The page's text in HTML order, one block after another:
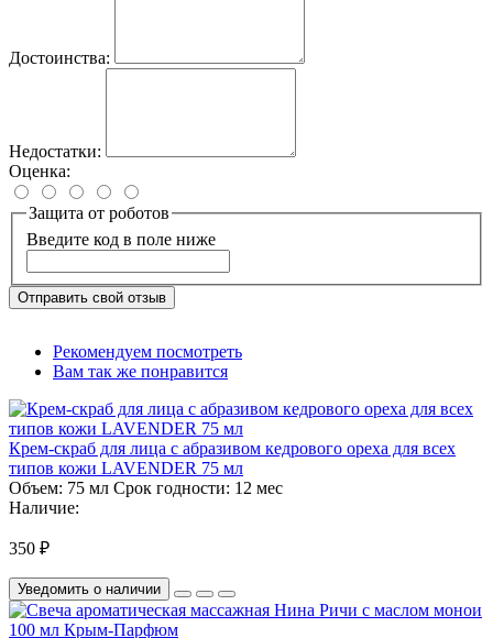
Достоинства:
Недостатки:
Оценка:
Защита от роботов
Введите код в поле ниже
Отправить свой отзыв
Рекомендуем посмотреть
Вам так же понравится
Крем-скраб для лица с абразивом кедрового ореха для всех
типов кожи LAVENDER 75 мл
Объем: 75 мл Срок годности: 12 мес
Наличие:
350 ₽
Уведомить о наличии